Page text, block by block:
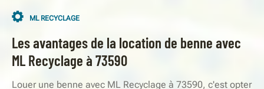
ML RECYCLAGE
Les avantages de la location de benne avec
ML Recyclage à 73590
Louer une benne avec ML Recyclage à 73590, c'est opter